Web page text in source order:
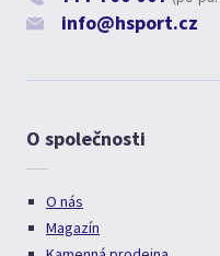
info@hsport.cz
O společnosti
O nás
Magazín